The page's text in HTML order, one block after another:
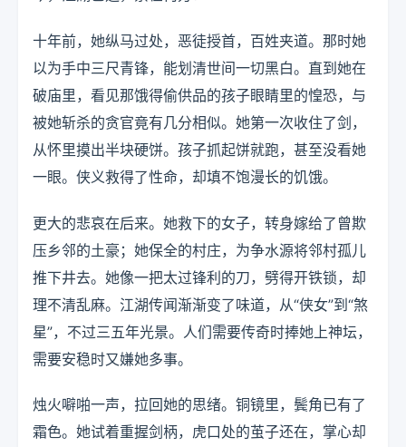
十年前，她纵马过处，恶徒授首，百姓夹道。那时她
以为手中三尺青锋，能划清世间一切黑白。直到她在
破庙里，看见那饿得偷供品的孩子眼睛里的惶恐，与
被她斩杀的贪官竟有几分相似。她第一次收住了剑，
从怀里摸出半块硬饼。孩子抓起饼就跑，甚至没看她
一眼。侠义救得了性命，却填不饱漫长的饥饿。
更大的悲哀在后来。她救下的女子，转身嫁给了曾欺
压乡邻的土豪；她保全的村庄，为争水源将邻村孤儿
推下井去。她像一把太过锋利的刀，劈得开铁锁，却
理不清乱麻。江湖传闻渐渐变了味道，从“侠女”到“煞
星”，不过三五年光景。人们需要传奇时捧她上神坛，
需要安稳时又嫌她多事。
烛火噼啪一声，拉回她的思绪。铜镜里，鬓角已有了
霜色。她试着重握剑柄，虎口处的茧子还在，掌心却